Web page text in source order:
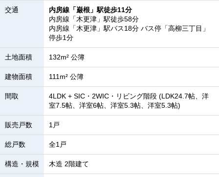
交通
内房線「巌根」駅徒歩11分
内房線「木更津」駅徒歩58分
内房線「木更津」駅バス18分 バス停「高柳三丁目」
停歩1分
土地面積 132m² 公簿
建物面積 111m² 公簿
間取
4LDK + SIC・2WIC・リビング階段 (LDK24.7帖、洋
室7.5帖、洋室6帖、洋室5.3帖、洋室5.3帖)
販売戸数 1戸
総戸数 全1戸
構造・規模 木造 2階建て